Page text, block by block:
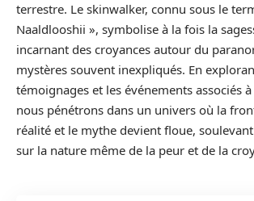
terrestre. Le skinwalker, connu sous le
Naaldlooshii », symbolise à la fois la
incarnant des croyances autour du
mystères souvent inexpliqués. En
témoignages et les événements associés
nous pénétrons dans un univers où la
réalité et le mythe devient floue,
sur la nature même de la peur et de la